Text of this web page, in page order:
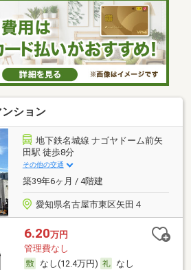
ンション
地下鉄名城線 ナゴヤドーム前矢
田駅 徒歩8分
その他の交通
築39年6ヶ月 / 4階建
愛知県名古屋市東区矢田４
6.20万円
管理費なし
なし(12.4万円)
なし